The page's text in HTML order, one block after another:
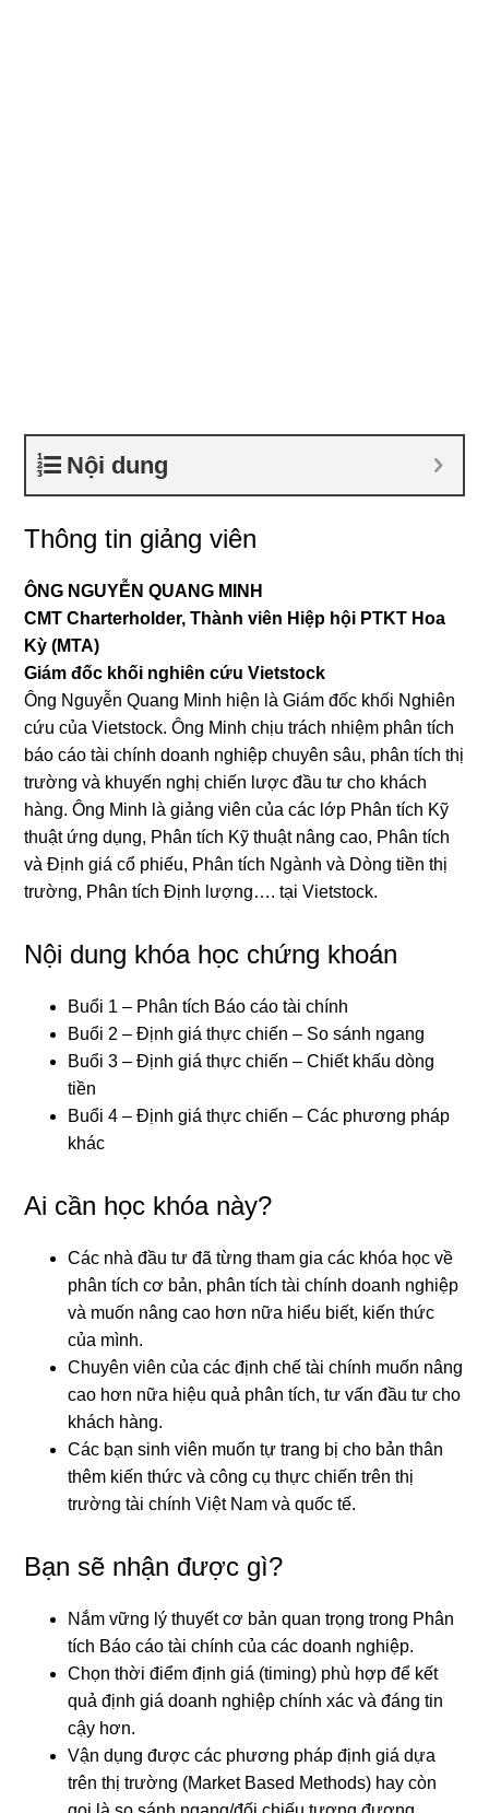
Nội dung
Thông tin giảng viên
ÔNG NGUYỄN QUANG MINH
CMT Charterholder, Thành viên Hiệp hội PTKT Hoa
Kỳ (MTA)
Giám đốc khối nghiên cứu Vietstock
Ông Nguyễn Quang Minh hiện là Giám đốc khối Nghiên
cứu của Vietstock. Ông Minh chịu trách nhiệm phân tích
báo cáo tài chính doanh nghiệp chuyên sâu, phân tích thị
trường và khuyến nghị chiến lược đầu tư cho khách
hàng. Ông Minh là giảng viên của các lớp Phân tích Kỹ
thuật ứng dụng, Phân tích Kỹ thuật nâng cao, Phân tích
và Định giá cổ phiếu, Phân tích Ngành và Dòng tiền thị
trường, Phân tích Định lượng…. tại Vietstock.
Nội dung khóa học chứng khoán
Buổi 1 – Phân tích Báo cáo tài chính
Buổi 2 – Định giá thực chiến – So sánh ngang
Buổi 3 – Định giá thực chiến – Chiết khấu dòng
tiền
Buổi 4 – Định giá thực chiến – Các phương pháp
khác
Ai cần học khóa này?
Các nhà đầu tư đã từng tham gia các khóa học về
phân tích cơ bản, phân tích tài chính doanh nghiệp
và muốn nâng cao hơn nữa hiểu biết, kiến thức
của mình.
Chuyên viên của các định chế tài chính muốn nâng
cao hơn nữa hiệu quả phân tích, tư vấn đầu tư cho
khách hàng.
Các bạn sinh viên muốn tự trang bị cho bản thân
thêm kiến thức và công cụ thực chiến trên thị
trường tài chính Việt Nam và quốc tế.
Bạn sẽ nhận được gì?
Nắm vững lý thuyết cơ bản quan trọng trong Phân
tích Báo cáo tài chính của các doanh nghiệp.
Chọn thời điểm định giá (timing) phù hợp để kết
quả định giá doanh nghiệp chính xác và đáng tin
cậy hơn.
Vận dụng được các phương pháp định giá dựa
trên thị trường (Market Based Methods) hay còn